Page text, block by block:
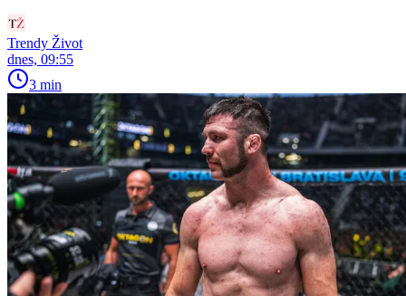
Trendy Život
dnes, 09:55
3 min